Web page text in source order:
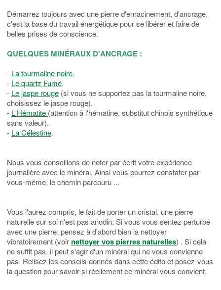
Démarrez toujours avec une pierre d'enracinement, d'ancrage,
c'est la base du travail énergétique pour se libérer et faire de
belles prises de conscience.
QUELQUES MINÉRAUX D'ANCRAGE :
- La tourmaline noire.
- Le quartz Fumé.
- Le jaspe rouge (si vous ne supportez pas la tourmaline noire,
choisissez le jaspe rouge).
- L'Hématite (attention à l'hématine, substitut chinois synthétique
sans valeur).
- La Célestine.
Nous vous conseillons de noter par écrit votre expérience
journalière avec le minéral. Ainsi vous pourrez constater par
vous-même, le chemin parcouru ...
Vous l'aurez compris, le fait de porter un cristal, une pierre
naturelle sur soi n'est pas anodin. Si vous vous sentez perturbé
avec une pierre, pensez à d'abord bien la nettoyer
vibratoirement (voir nettoyer vos pierres naturelles) . Si cela
ne suffit pas, il peut s'agir d'un minéral qui ne vous convienne
pas. Relisez les conseils donnés dans cette édito et posez-vous
la question pour savoir si réellement ce minéral vous convient.